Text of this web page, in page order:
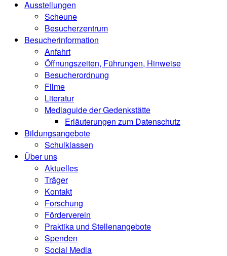
Ausstellungen
Scheune
Besucherzentrum
Besucherinformation
Anfahrt
Öffnungszeiten, Führungen, Hinweise
Besucherordnung
Filme
Literatur
Mediaguide der Gedenkstätte
Erläuterungen zum Datenschutz
Bildungsangebote
Schulklassen
Über uns
Aktuelles
Träger
Kontakt
Forschung
Förderverein
Praktika und Stellenangebote
Spenden
Social Media